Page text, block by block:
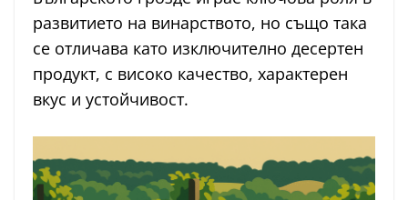
развитието на винарството, но също така
се отличава като изключително десертен
продукт, с високо качество, характерен
вкус и устойчивост.